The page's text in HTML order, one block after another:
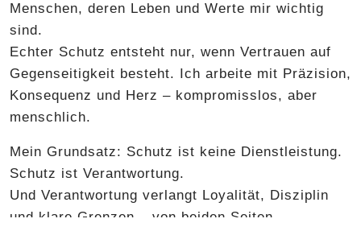
Menschen, deren Leben und Werte mir wichtig
sind.
Echter Schutz entsteht nur, wenn Vertrauen auf
Gegenseitigkeit besteht. Ich arbeite mit Präzision,
Konsequenz und Herz – kompromisslos, aber
menschlich.
Mein Grundsatz: Schutz ist keine Dienstleistung.
Schutz ist Verantwortung.
Und Verantwortung verlangt Loyalität, Disziplin
und klare Grenzen – von beiden Seiten.